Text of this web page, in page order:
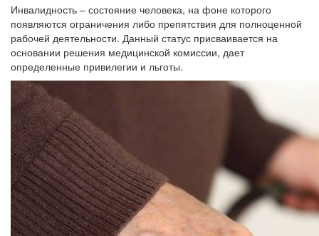
Инвалидность – состояние человека, на фоне которого
появляются ограничения либо препятствия для полноценной
рабочей деятельности. Данный статус присваивается на
основании решения медицинской комиссии, дает
определенные привилегии и льготы.